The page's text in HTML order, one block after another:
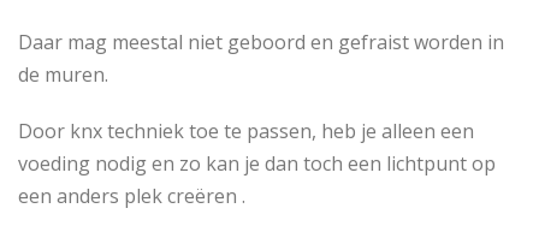
Daar mag meestal niet geboord en gefraist worden in
de muren.
Door knx techniek toe te passen, heb je alleen een
voeding nodig en zo kan je dan toch een lichtpunt op
een anders plek creëren .